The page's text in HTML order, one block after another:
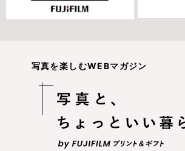
写真を楽しむWEBマガジン